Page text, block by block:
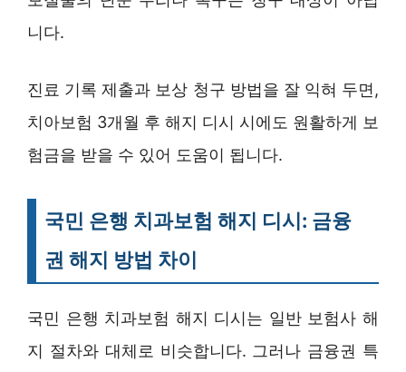
니다.
진료 기록 제출과 보상 청구 방법을 잘 익혀 두면,
치아보험 3개월 후 해지 디시 시에도 원활하게 보
험금을 받을 수 있어 도움이 됩니다.
국민 은행 치과보험 해지 디시: 금융
권 해지 방법 차이
국민 은행 치과보험 해지 디시는 일반 보험사 해
지 절차와 대체로 비슷합니다. 그러나 금융권 특